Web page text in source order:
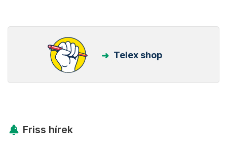
Telex shop
Friss hírek